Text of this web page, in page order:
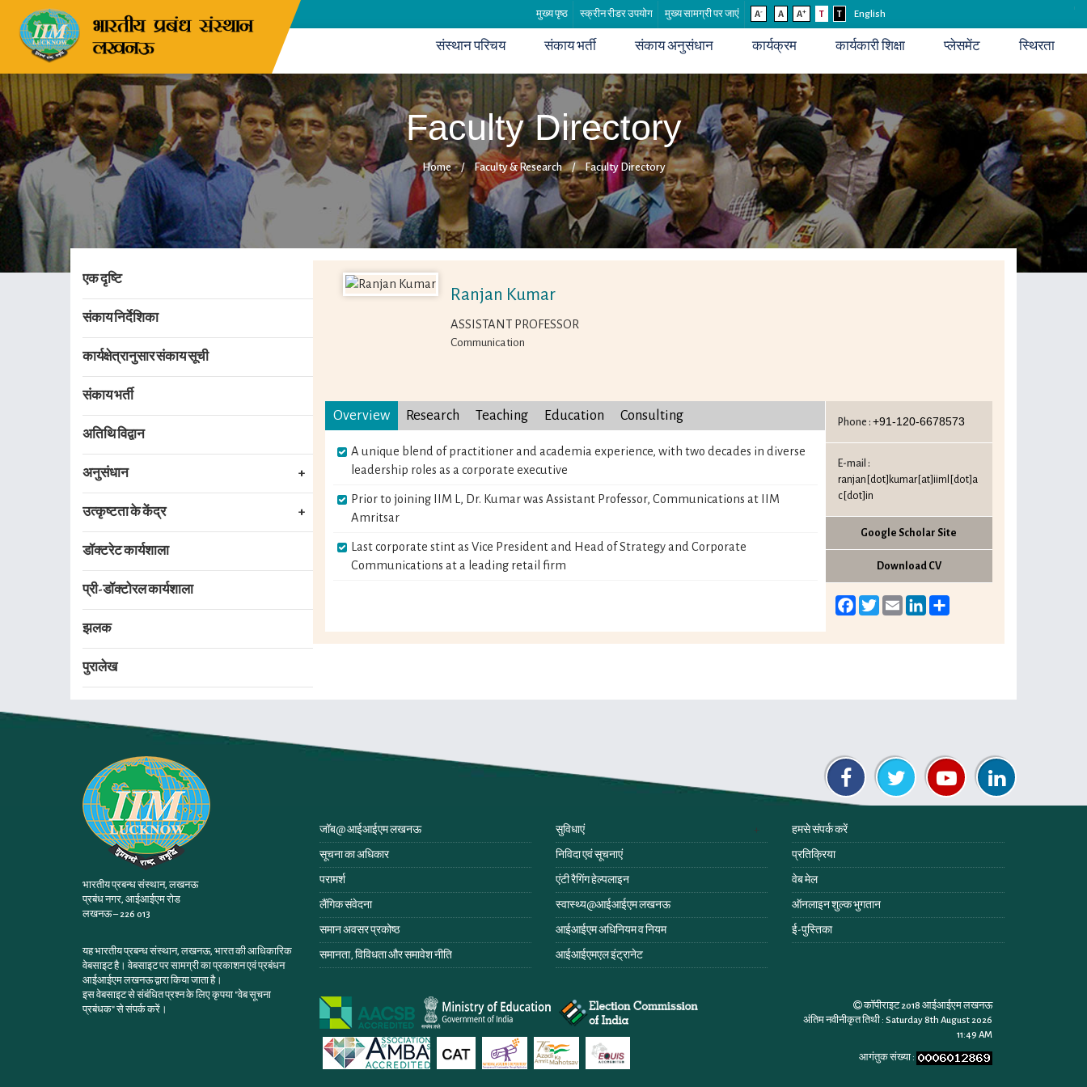
मुख्य पृष्ठ स्क्रीन रीडर उपयोग मुख्य सामग्री पर जाएं A- A A+ T T English
संस्थान परिचय संकाय भर्ती संकाय अनुसंधान कार्यक्रम कार्यकारी शिक्षा प्लेसमेंट स्थिरता
Faculty Directory
Home / Faculty & Research / Faculty Directory
एक दृष्टि
संकाय निर्देशिका
कार्यक्षेत्रानुसार संकाय सूची
संकाय भर्ती
अतिथि विद्वान
अनुसंधान
उत्कृष्टता के केंद्र
डॉक्टरेट कार्यशाला
प्री-डॉक्टोरल कार्यशाला
झलक
पुरालेख
Ranjan Kumar
ASSISTANT PROFESSOR
Communication
Overview Research Teaching Education Consulting
A unique blend of practitioner and academia experience, with two decades in diverse
leadership roles as a corporate executive
Prior to joining IIM L, Dr. Kumar was Assistant Professor, Communications at IIM
Amritsar
Last corporate stint as Vice President and Head of Strategy and Corporate
Communications at a leading retail firm
Phone : +91-120-6678573
E-mail :
ranjan[dot]kumar[at]iiml[dot]a
c[dot]in
Google Scholar Site
Download CV
Facebook
TwitterEmailLinkedIn
Share
भारतीय प्रबन्ध संस्थान, लखनऊ
प्रबंध नगर, आईआईएम रोड
लखनऊ – 226 013
यह भारतीय प्रबन्ध संस्थान, लखनऊ, भारत की आधिकारिक
वेबसाइट है। वेबसाइट पर सामग्री का प्रकाशन एवं प्रबंधन
आईआईएम लखनऊ द्वारा किया जाता है।
इस वेबसाइट से संबंधित प्रश्न के लिए कृपया "वेब सूचना
प्रबंधक"से संपर्क करें।
जॉब@ आईआईएम लखनऊ
सूचना का अधिकार
परामर्श
लैंगिक संवेदना
समान अवसर प्रकोष्ठ
समानता, विविधता और समावेश नीति
सुविधाएं
निविदा एवं सूचनाएं
एंटी रैगिंग हेल्पलाइन
स्वास्थ्य@आईआईएम लखनऊ
आईआईएम अधिनियम व नियम
आईआईएमएल इंट्रानेट
हमसे संपर्क करें
प्रतिक्रिया
वेब मेल
ऑनलाइन शुल्क भुगतान
ई-पुस्तिका
कॉपीराइट 2018 आईआईएम लखनऊ
अंतिम नवीनीकृत तिथी : Saturday 8th August 2026
11:49 AM
आगंतुक संख्या :